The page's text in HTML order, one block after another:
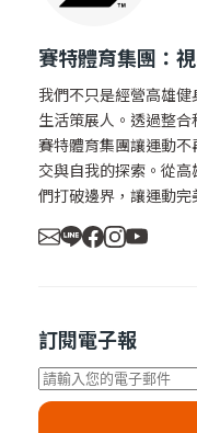
賽特體育集團：
我們不只是經營高雄
生活策展人。透過整合
賽特體育集團讓運動
交與自我的探索。從
們打破邊界，讓運動完
訂閱電子報